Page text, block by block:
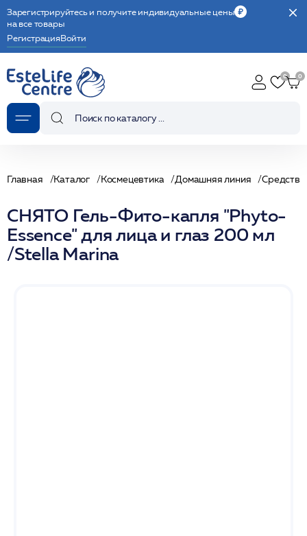
Зарегистрируйтесь и получите индивидуальные цены
на все товары
РегистрацияВойти
Главная Каталог Космецевтика Домашняя линия
СНЯТО Гель-Фито-капля "Phyto-
Essence" для лица и глаз 200 мл
/Stella Marina